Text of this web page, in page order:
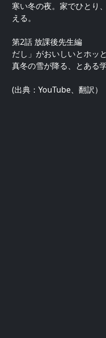
寒い冬の夜。家でひとり
える。
第2話 放課後先生編
だし」がおいしいとホッと
真冬の雪が降る、とある
(出典：YouTube、翻訳）